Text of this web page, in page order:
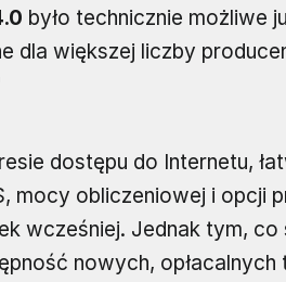
było technicznie możliwe
dla większej liczby
dostępu do Internetu,
mocy obliczeniowej i opcji
wcześniej. Jednak tym,
nowych,